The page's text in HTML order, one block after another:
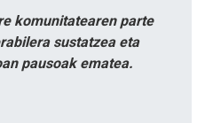
komunitatearen parte
sustatzea eta
pausoak ematea.